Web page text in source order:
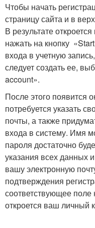
Чтобы начать
страницу сайта и в
В результате
нажать на кнопку
входа в учетную
следует создать ее,
account».
После этого появится
потребуется указать
почты, а также
входа в систему. Имя
пароля достаточно
указания всех данных
вашу электронную
подтверждения
соответствующее поле
откроется ваш личный